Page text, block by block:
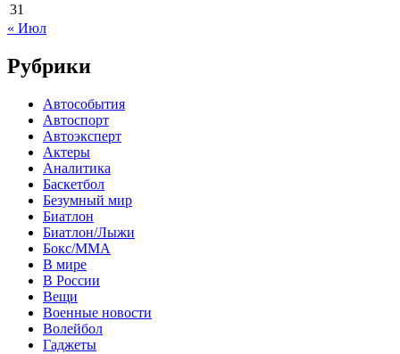
31
« Июл
Рубрики
Автособытия
Автоспорт
Автоэксперт
Актеры
Аналитика
Баскетбол
Безумный мир
Биатлон
Биатлон/Лыжи
Бокс/MMA
В мире
В России
Вещи
Военные новости
Волейбол
Гаджеты